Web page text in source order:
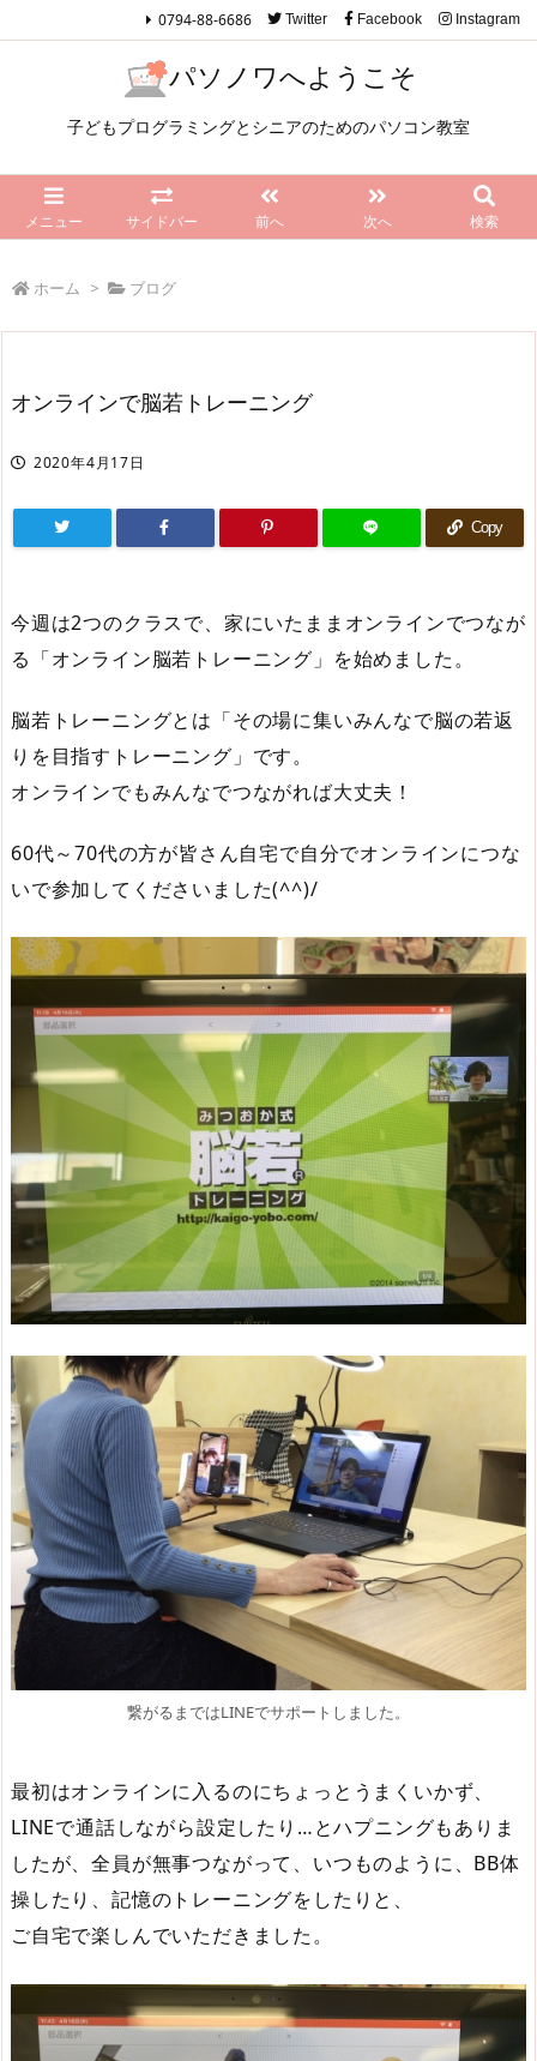
パソノワへようこそ
子どもプログラミングとシニアのためのパソコン教室
メニュー サイドバー 前へ 次へ 検索
0794-88-6686 Twitter Facebook Instagram
ホーム > ブログ
オンラインで脳若トレーニング
2020年4月17日
Copy
今週は2つのクラスで、家にいたままオンラインでつなが
る「オンライン脳若トレーニング」を始めました。
脳若トレーニングとは「その場に集いみんなで脳の若返
りを目指すトレーニング」です。
オンラインでもみんなでつながれば大丈夫！
60代～70代の方が皆さん自宅で自分でオンラインにつな
いで参加してくださいました(^^)/
繋がるまではLINEでサポートしました。
最初はオンラインに入るのにちょっとうまくいかず、
LINEで通話しながら設定したり…とハプニングもありま
したが、全員が無事つながって、いつものように、BB体
操したり、記憶のトレーニングをしたりと、
ご自宅で楽しんでいただきました。